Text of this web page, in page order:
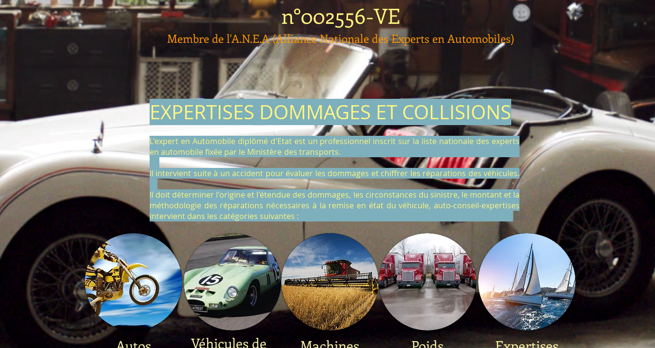
n°002556-VE
Membre de l'A.N.E.A (Alliance Nationale des Experts en Automobiles)
EXPERTISES DOMMAGES ET COLLISIONS
L'expert en Automobile diplômé d'Etat est un professionnel inscrit sur la liste nationale des experts
en automobile fixée par le Ministère des transports.
​Il intervient suite à un accident pour évaluer les dommages et chiffrer les réparations des véhicules.
Il doit déterminer l'origine et l'étendue des dommages, les circonstances du sinistre, le montant et la
méthodologie des réparations nécessaires à la remise en état du véhicule, auto-conseil-expertises
intervient dans les catégories suivantes :
Véhicules de